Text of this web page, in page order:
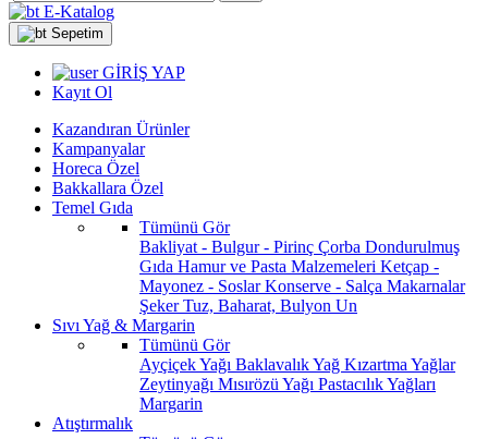
E-Katalog
Sepetim
GİRİŞ YAP
Kayıt Ol
Kazandıran Ürünler
Kampanyalar
Horeca Özel
Bakkallara Özel
Temel Gıda
Tümünü Gör
Bakliyat - Bulgur - Pirinç Çorba Dondurulmuş
Gıda Hamur ve Pasta Malzemeleri Ketçap -
Mayonez - SoslarKonserve - Salça Makarnalar
ŞekerTuz, Baharat, Bulyon Un
Sıvı Yağ & Margarin
Tümünü Gör
Ayçiçek Yağı Baklavalık Yağ Kızartma Yağlar
Zeytinyağı Mısırözü Yağı Pastacılık Yağları
Margarin
Atıştırmalık